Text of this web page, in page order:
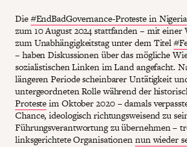
Die#EndBadGovernance-Proteste in Nigeria
zum 10 August 2024 stattfanden – mit einer
zum Unabhängigkeitstag unter dem Titel
– haben Diskussionen über das mögliche
sozialistischen Linken im Land angefacht.
längeren Periode scheinbarer Untätigkeit
untergeordneten Rolle während der
Protesteim Oktober 2020 – damals
Chance, ideologisch richtungsweisend zu
Führungsverantwortung zu übernehmen –
linksgerichtete Organisationennun wieder